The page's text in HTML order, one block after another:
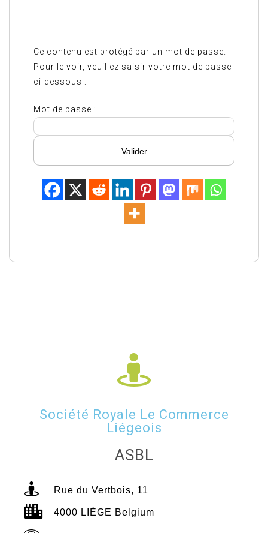
Ce contenu est protégé par un mot de passe.
Pour le voir, veuillez saisir votre mot de passe
ci-dessous :
Mot de passe :
Société Royale Le Commerce
Liégeois
ASBL
Rue du Vertbois, 11
4000 LIÈGE Belgium